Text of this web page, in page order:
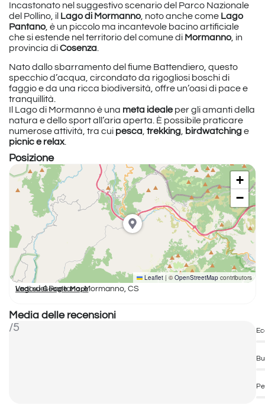
Incastonato nel suggestivo scenario del Parco Nazionale
del Pollino, il Lago di Mormanno, noto anche come Lago
Pantano, è un piccolo ma incantevole bacino artificiale
che si estende nel territorio del comune di Mormanno, in
provincia diCosenza
Nato dallo sbarramento del fiume Battendiero, questo
specchio d’acqua, circondato da rigogliosi boschi di
faggio e da una ricca biodiversità, offre un’oasi di pace e
tranquillità.
Il Lago di Mormanno è una meta idealeper gli amanti della
natura e dello sport all’aria aperta. È possibile praticare
numerose attività, tra cui pesca, trekking, birdwatchinge
picnic e relax.
Posizione
+
−
Leaflet | ©OpenStreetMap contributors
Lago del Pantano, Mormanno, CS
Vedi su Google Maps
Media delle recensioni
/5